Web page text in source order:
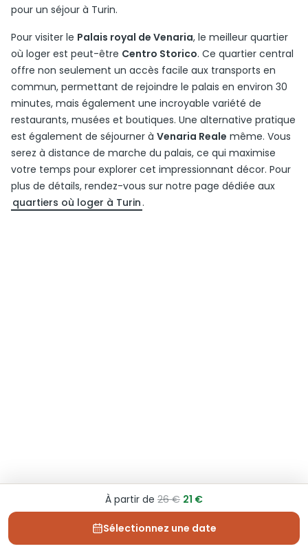
pour un séjour à Turin.
Pour visiter le Palais royal de Venaria, le meilleur quartier
où loger est peut-être Centro Storico. Ce quartier central
offre non seulement un accès facile aux transports en
commun, permettant de rejoindre le palais en environ 30
minutes, mais également une incroyable variété de
restaurants, musées et boutiques. Une alternative pratique
est également de séjourner à Venaria Reale même. Vous
serez à distance de marche du palais, ce qui maximise
votre temps pour explorer cet impressionnant décor. Pour
plus de détails, rendez-vous sur notre page dédiée aux
quartiers où loger à Turin .
À partir de 26 € 21 €
Sélectionnez une date